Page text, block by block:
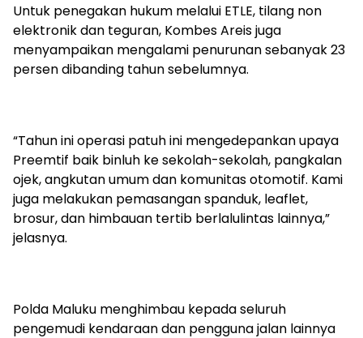
Untuk penegakan hukum melalui ETLE, tilang non
elektronik dan teguran, Kombes Areis juga
menyampaikan mengalami penurunan sebanyak 23
persen dibanding tahun sebelumnya.
“Tahun ini operasi patuh ini mengedepankan upaya
Preemtif baik binluh ke sekolah-sekolah, pangkalan
ojek, angkutan umum dan komunitas otomotif. Kami
juga melakukan pemasangan spanduk, leaflet,
brosur, dan himbauan tertib berlalulintas lainnya,”
jelasnya.
Polda Maluku menghimbau kepada seluruh
pengemudi kendaraan dan pengguna jalan lainnya